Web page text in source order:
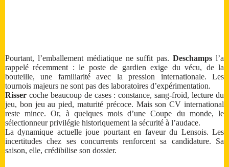
Pourtant, l’emballement médiatique ne suffit pas.Deschamps l’a
rappelé récemment : le poste de gardien exige du vécu, de la
bouteille, une familiarité avec la pression internationale. Les
tournois majeurs ne sont pas des laboratoires d’expérimentation.
Risser coche beaucoup de cases : constance, sang-froid, lecture du
jeu, bon jeu au pied, maturité précoce. Mais son CV international
reste mince. Or, à quelques mois d’une Coupe du monde, le
sélectionneur privilégie historiquement la sécurité à l’audace.
La dynamique actuelle joue pourtant en faveur du Lensois. Les
incertitudes chez ses concurrents renforcent sa candidature. Sa
saison, elle, crédibilise son dossier.